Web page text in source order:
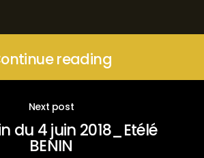
reading
Next post
du 4 juin 2018_Etélé
BENIN